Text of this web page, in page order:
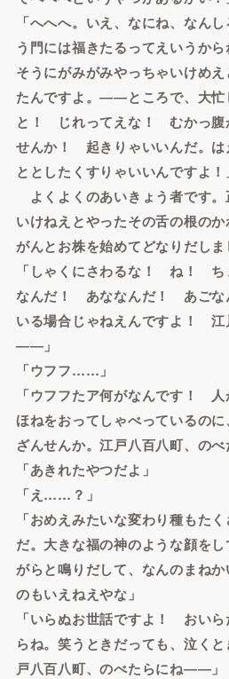
「へへへ。いえ、なにね、なん
う門には福きたるってえいうか
そうにがみがみやっちゃいけめ
たんですよ。――ところで、大
と！ じれってえな！ むかっ腹
せんか！ 起きりゃいいんだ。は
ととしたくすりゃいいんですよ！
よくよくのあいきょう者です
いけねえとやったその舌の根の
がんとお株を始めてどなりだしま
「しゃくにさわるな！ ね！ ち
なんだ！ あななんだ！ あごな
いる場合じゃねえんですよ！ 江
――」
「ウフフ……」
「ウフフたア何がなんです！
ほねをおってしゃべっているの
ざんせんか。江戸八百八町、の
「あきれたやつだよ」
「え……？」
「おめえみたいな変わり種もた
だ。大きな福の神のような顔を
がらと鳴りだして、なんのまね
のもいえねえやな」
「いらぬお世話ですよ！ おい
らね。笑うときだっても、泣く
戸八百八町、のべたらにね――」